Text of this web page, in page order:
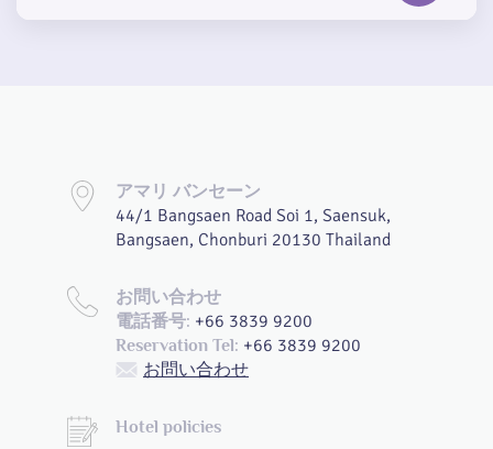
アマリ バンセーン
44/1 Bangsaen Road Soi 1, Saensuk,
Bangsaen, Chonburi 20130 Thailand
お問い合わせ
電話番号: +66 3839 9200
Reservation Tel: +66 3839 9200
お問い合わせ
Hotel policies